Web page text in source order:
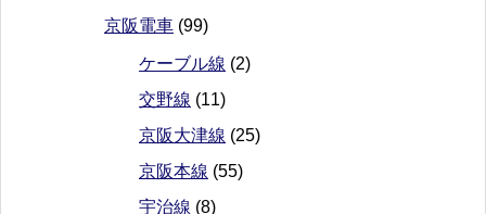
京阪電車 (99)
ケーブル線 (2)
交野線 (11)
京阪大津線 (25)
京阪本線 (55)
宇治線 (8)